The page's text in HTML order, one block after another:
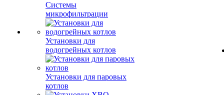
Системы
микрофильтрации
Установки для
водогрейных котлов
Установки для паровых
котлов